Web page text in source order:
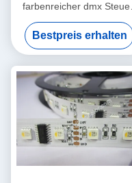
farbenreicher dmx Steuer-
dmx512 geführter Streifen
Bestpreis erhalten